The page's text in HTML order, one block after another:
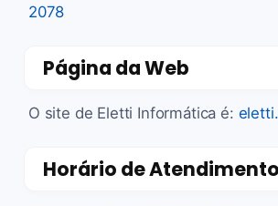
2078
Página da Web
O site de Eletti Informática é:
Horário de Atendimento